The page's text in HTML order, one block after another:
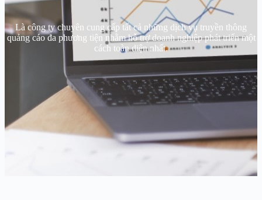
Là công ty chuyên cung cấp tất cả những dịch vụ truyền thông
quảng cáo đa phương tiện nhằm hỗ trợ doanh nghiệp phát triển một
cách toàn diện nhất.